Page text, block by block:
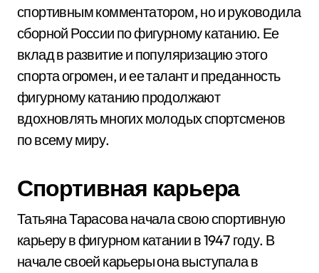
спортивным комментатором, но и руководила
сборной России по фигурному катанию. Ее
вклад в развитие и популяризацию этого
спорта огромен, и ее талант и преданность
фигурному катанию продолжают
вдохновлять многих молодых спортсменов
по всему миру.
Спортивная карьера
Татьяна Тарасова начала свою спортивную
карьеру в фигурном катании в 1947 году. В
начале своей карьеры она выступала в